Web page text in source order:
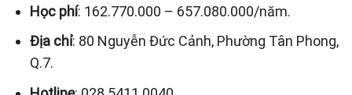
Học phí: 162.770.000 – 657.080.000/năm.
Địa chỉ: 80 Nguyễn Đức Cảnh, Phường Tân Phong,
Q.7.